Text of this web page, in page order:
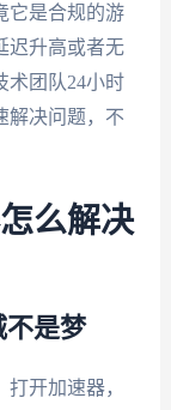
它是合规的游
迟升高或者无
团队24小时
解决问题，不
么解决
不是梦
开加速器，